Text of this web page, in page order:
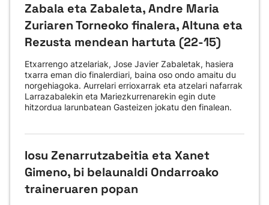
Zabala eta Zabaleta, Andre Maria
Zuriaren Torneoko finalera, Altuna eta
Rezusta mendean hartuta (22-15)
Etxarrengo atzelariak, Jose Javier Zabaletak, hasiera
txarra eman dio finalerdiari, baina oso ondo amaitu du
norgehiagoka. Aurrelari errioxarrak eta atzelari nafarrak
Larrazabalekin eta Mariezkurrenarekin egin dute
hitzordua larunbatean Gasteizen jokatu den finalean.
Iosu Zenarrutzabeitia eta Xanet
Gimeno, bi belaunaldi Ondarroako
traineruaren popan